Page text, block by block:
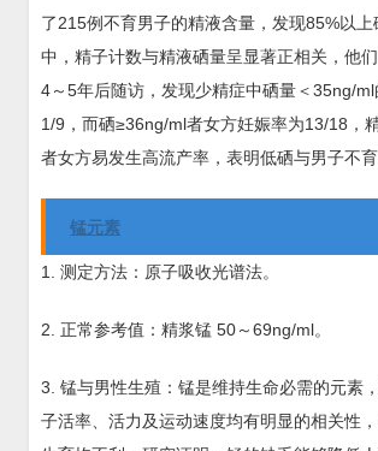
了215例不育男子的精液含量，发现85%以上
中，精子计数与精液硒量呈显著正相关，他
4～5年后随访，发现少精症中硒量＜35ng/
1/9，而硒≥36ng/ml者女方妊娠率为13/18，
者女方易发生高流产率，表明低硒与男子不育
锰元素
1. 测定方法：原子吸收光谱法。
2. 正常参考值：精浆锰 50～69ng/ml。
3. 锰与男性生殖：锰是维持生命必需的元素
子活率、活力及运动速度均有明显的相关性